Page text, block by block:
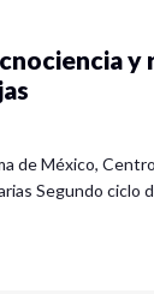
y
de México,
Segundo ciclo